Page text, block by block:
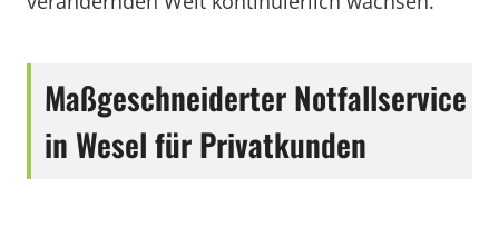
Maßgeschneiderter Notfallservice
in Wesel für Privatkunden